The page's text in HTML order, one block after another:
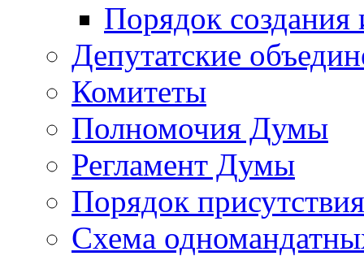
Порядок создания
Депутатские
Комитеты
Полномочия Думы
Регламент Думы
Порядок
Схема